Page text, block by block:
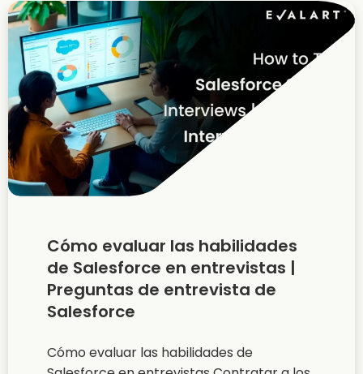
Cómo evaluar las habilidades
de Salesforce en entrevistas |
Preguntas de entrevista de
Salesforce
Cómo evaluar las habilidades de